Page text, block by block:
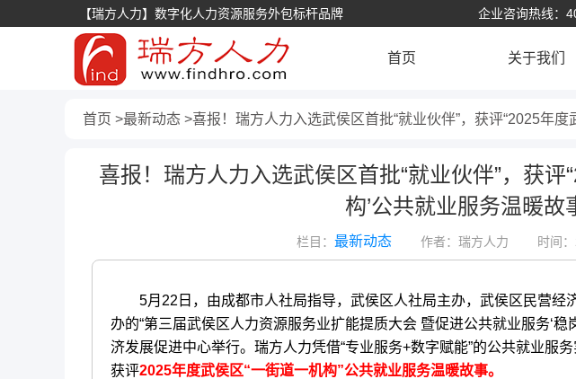
【瑞方人力】数字化人力资源服务外包标杆品牌 企业咨询热线：
首页 关于我们
首页 最新动态 喜报！瑞方人力入选武侯区首批“就业伙伴”，获评“2025年度
喜报！瑞方人力入选武侯区首批“就业伙伴”，获评
构’公共就业服务温暖故
栏目： 最新动态 作者：瑞方人力 时间
5月22日，由成都市人社局指导，武侯区人社局主办，武侯区民营经
办的“第三届武侯区人力资源服务业扩能提质大会 暨促进公共就业服务‘稳
济发展促进中心举行。瑞方人力凭借“专业服务+数字赋能”的公共就业服
获评2025年度武侯区“一街道一机构”公共就业服务温暖故事。